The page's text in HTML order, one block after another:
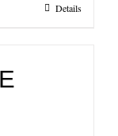
Details